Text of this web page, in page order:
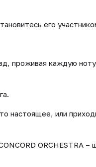
его
проживая каждую
настоящее, или
ORCHESTRA –